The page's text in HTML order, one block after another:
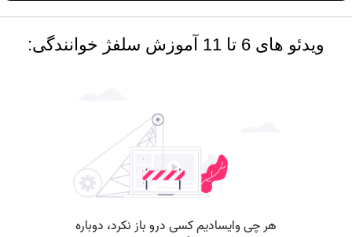
ویدئو های 6 تا 11 آموزش سلفژ خوانندگی: